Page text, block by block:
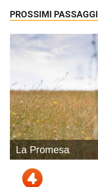
PROSSIMI PASSAGGI
La Promesa